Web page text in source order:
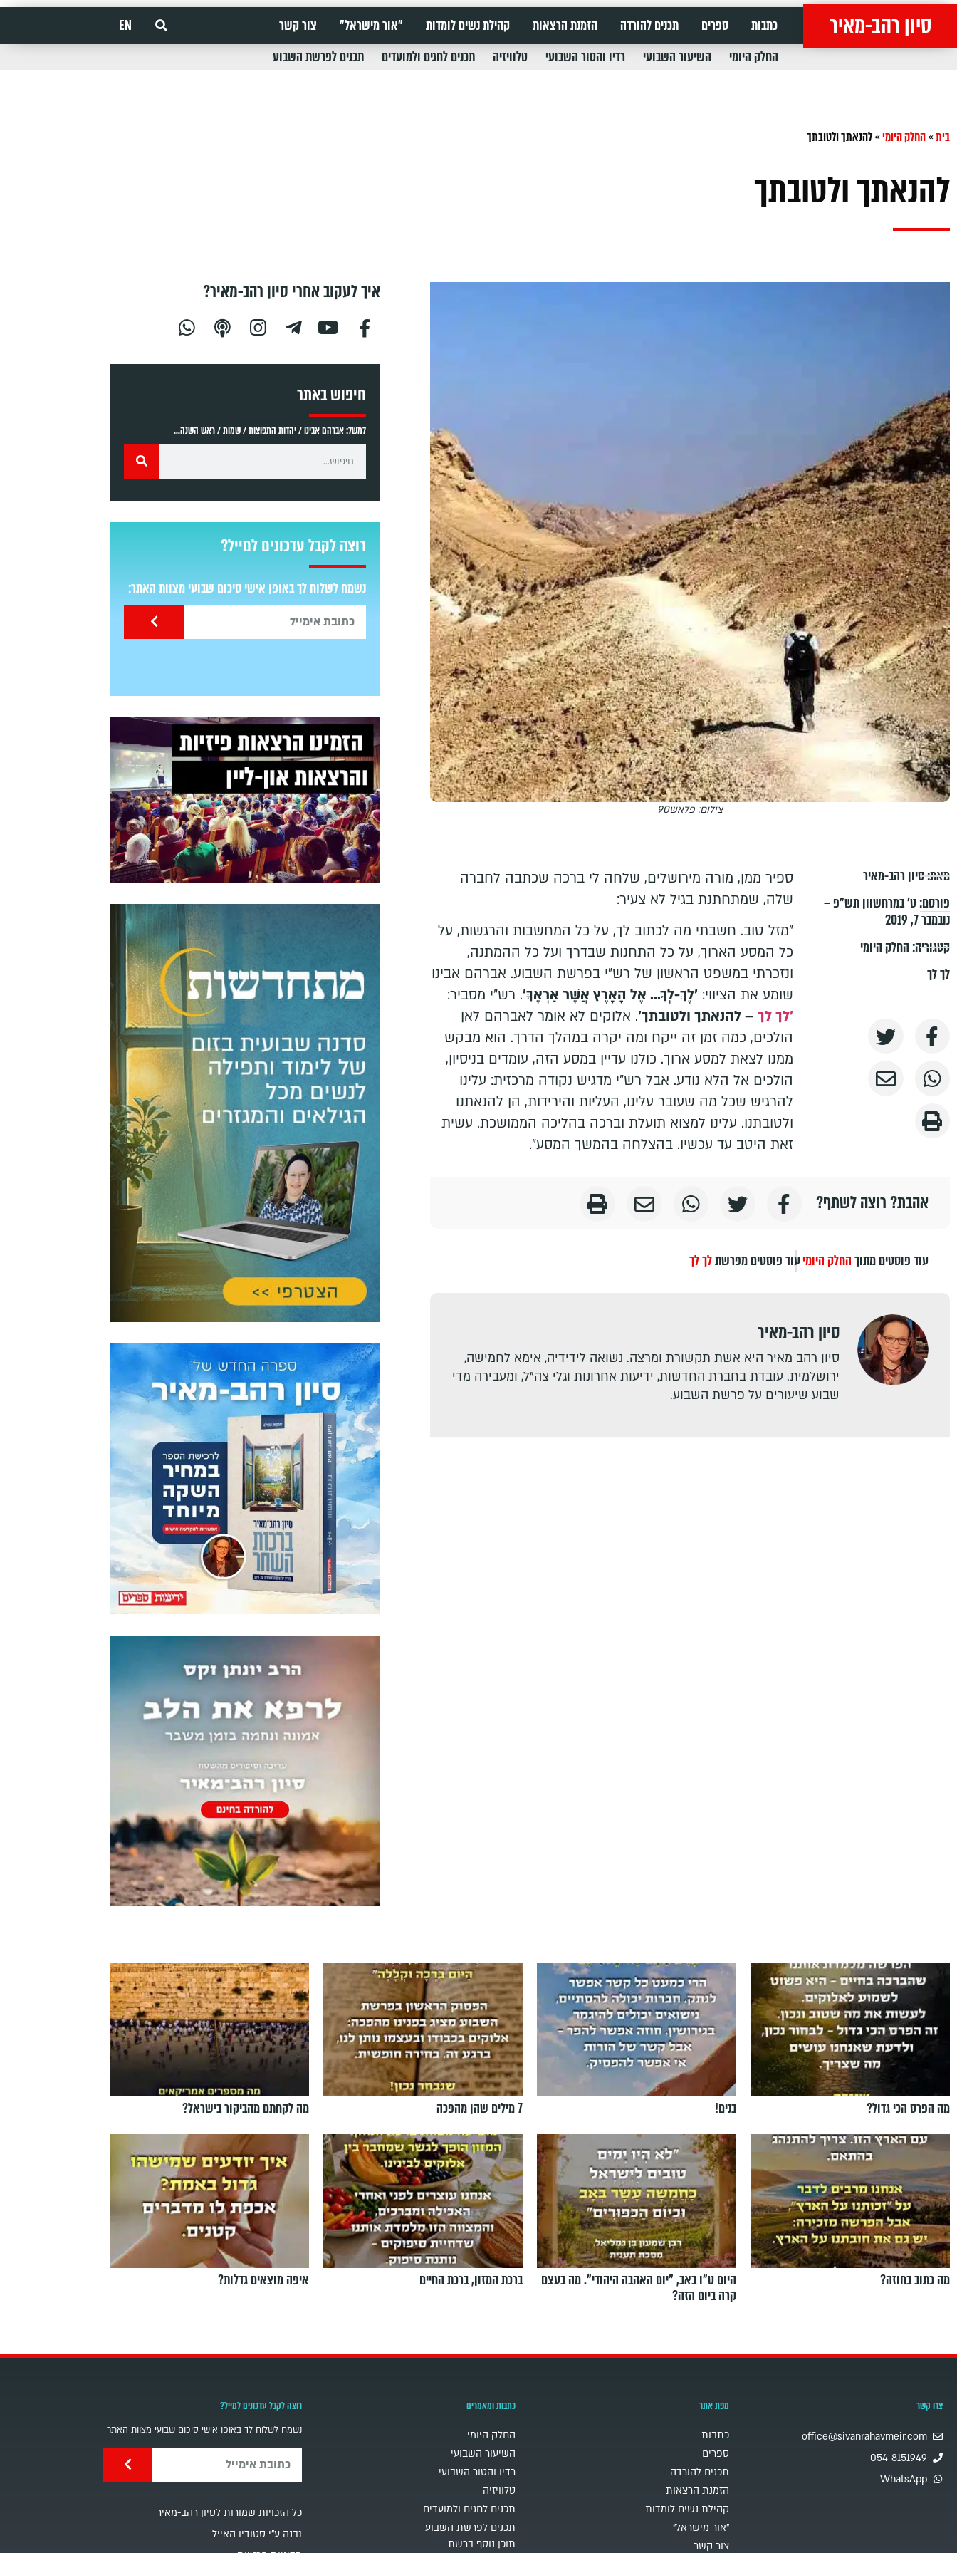
סיון רהב-מאיר כתבות ספרים תכנים להורדה הזמנת הרצאות קהילת נשים לומדות "אור מישראל" צור קשר
EN
החלק היומי
השיעור השבועי רדיו והטור השבועי טלוויזיה תכנים לחגים ולמועדים תכנים לפרשת השבוע
בית»החלק היומי»להנאתך ולטובתך
להנאתך ולטובתך
צילום: פלאש90
מאת:סיון רהב-מאיר
פורסם:ט׳ במרחשוון תש״פ –
נובמבר 7, 2019
קטגוריה:החלק היומי
לך לך
ספיר ממן, מורה מירושלים, שלחה לי ברכה שכתבה לחברה
שלה, שמתחתנת בגיל לא צעיר:
"מזל טוב. חשבתי מה לכתוב לך, על כל המחשבות והרגשות, על
כל המסע הארוך, על כל התחנות שבדרך ועל כל ההמתנה,
ונזכרתי במשפט הראשון של רש"י בפרשת השבוע. אברהם אבינו
שומע את הציווי: 'לֶךְ-לְךָ... אֶל הָאָרֶץ אֲשֶׁר אַרְאֶךָּ'. רש"י מסביר:
'לך לך– להנאתך ולטובתך'. אלוקים לא אומר לאברהם לאן
הולכים, כמה זמן זה ייקח ומה יקרה במהלך הדרך. הוא מבקש
ממנו לצאת למסע ארוך. כולנו עדיין במסע הזה, עומדים בניסיון,
הולכים אל הלא נודע. אבל רש"י מדגיש נקודה מרכזית: עלינו
להרגיש שכל מה שעובר עלינו, העליות והירידות, הן להנאתנו
ולטובתנו. עלינו למצוא תועלת וברכה בהליכה הממושכת. עשית
זאת היטב עד עכשיו. בהצלחה בהמשך המסע".
אהבת? רוצה לשתף?
עוד פוסטים מתוךהחלק היומיעוד פוסטים מפרשתלך לך
סיון רהב-מאיר
סיון רהב מאיר היא אשת תקשורת ומרצה. נשואה לידידיה, אימא לחמישה,
ירושלמית. עובדת בחברת החדשות, ידיעות אחרונות וגלי צה"ל, ומעבירה מדי
שבוע שיעורים על פרשת השבוע.
איך לעקוב אחרי סיון רהב-מאיר?
חיפוש באתר
למשל: אברהם אבינו / יהדות התפוצות / שמות / ראש השנה...
רוצה לקבל עדכונים למייל?
נשמח לשלוח לך באופן אישי סיכום שבועי מצוות האתר:
מה הפרס הכי גדול? בנים! 7 מילים שהן מהפכה מה לקחתם מהביקור בישראל?
מה כתוב בחוזה?
היום ט"ו באב, ”יום האהבה היהודי". מה בעצם
קרה ביום הזה?
ברכת המזון, ברכת החיים איפה מוצאים גדלות?
צרו קשר
office@sivanrahavmeir.com
054-8151949
WhatsApp
מפת אתר
כתבות
ספרים
תכנים להורדה
הזמנת הרצאות
קהילת נשים לומדות
"אור מישראל"
צור קשר
כתבות ומאמרים
החלק היומי
השיעור השבועי
רדיו והטור השבועי
טלוויזיה
תכנים לחגים ולמועדים
תכנים לפרשת השבוע
תוכן נוסף ברשת
רוצה לקבל עדכונים למייל?
נשמח לשלוח לך באופן אישי סיכום שבועי מצוות האתר
כל הזכויות שמורות לסיון רהב-מאיר
נבנה ע"י סטודיו האייל